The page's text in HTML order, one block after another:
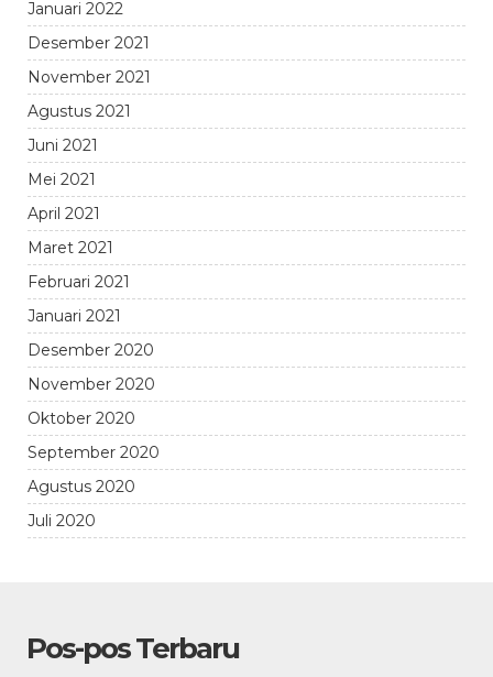
Januari 2022
Desember 2021
November 2021
Agustus 2021
Juni 2021
Mei 2021
April 2021
Maret 2021
Februari 2021
Januari 2021
Desember 2020
November 2020
Oktober 2020
September 2020
Agustus 2020
Juli 2020
Pos-pos Terbaru